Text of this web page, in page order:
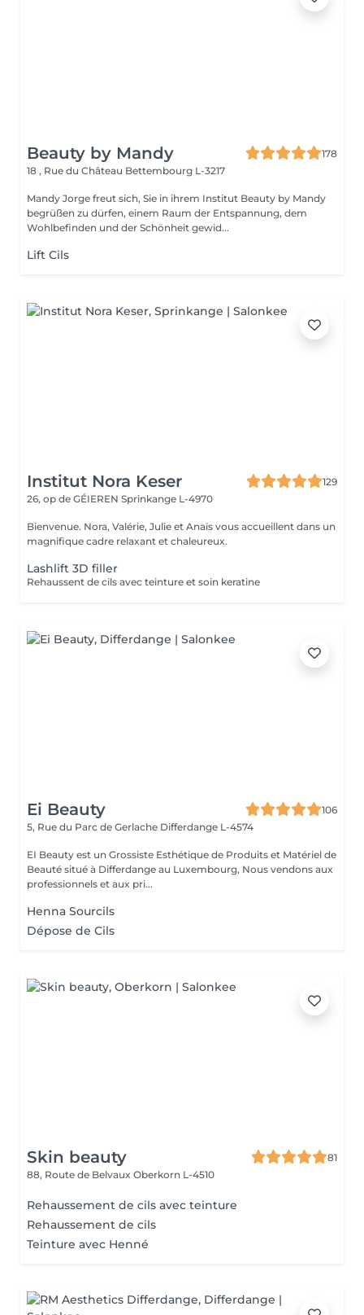
Beauty by Mandy
178
18 , Rue du Château Bettembourg L-3217
Mandy Jorge freut sich, Sie in ihrem Institut Beauty by Mandy
begrüßen zu dürfen, einem Raum der Entspannung, dem
Wohlbefinden und der Schönheit gewid...
Lift Cils
Institut Nora Keser
129
26, op de GÉIEREN Sprinkange L-4970
Bienvenue. Nora, Valérie, Julie et Anaïs vous accueillent dans un
magnifique cadre relaxant et chaleureux.
Lashlift 3D filler
Rehaussent de cils avec teinture et soin keratine
Ei Beauty
106
5, Rue du Parc de Gerlache Differdange L-4574
EI Beauty est un Grossiste Esthétique de Produits et Matériel de
Beauté situé à Differdange au Luxembourg, Nous vendons aux
professionnels et aux pri...
Henna Sourcils
Dépose de Cils
Skin beauty
81
88, Route de Belvaux Oberkorn L-4510
Rehaussement de cils avec teinture
Rehaussement de cils
Teinture avec Henné